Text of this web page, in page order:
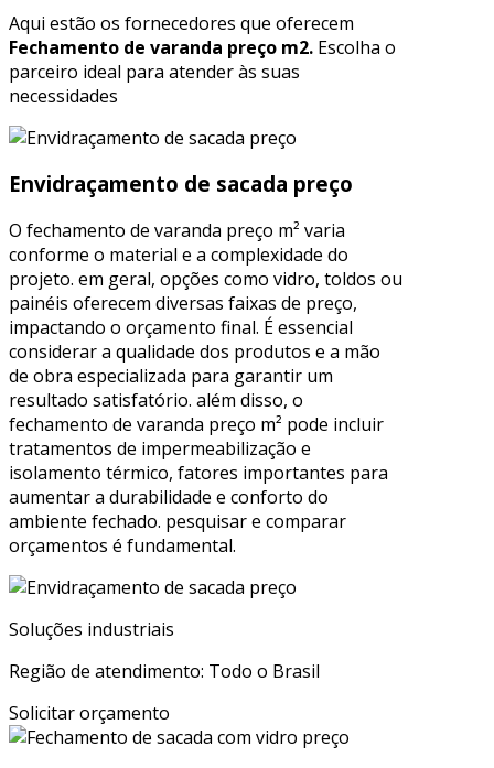
Aqui estão os fornecedores que oferecem
Fechamento de varanda preço m2. Escolha o
parceiro ideal para atender às suas
necessidades
Envidraçamento de sacada preço
O fechamento de varanda preço m² varia
conforme o material e a complexidade do
projeto. em geral, opções como vidro, toldos ou
painéis oferecem diversas faixas de preço,
impactando o orçamento final. É essencial
considerar a qualidade dos produtos e a mão
de obra especializada para garantir um
resultado satisfatório. além disso, o
fechamento de varanda preço m² pode incluir
tratamentos de impermeabilização e
isolamento térmico, fatores importantes para
aumentar a durabilidade e conforto do
ambiente fechado. pesquisar e comparar
orçamentos é fundamental.
Soluções industriais
Região de atendimento: Todo o Brasil
Solicitar orçamento